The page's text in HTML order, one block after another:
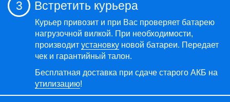
3 Встретить курьера
Курьер привозит и при Вас проверяет батарею
нагрузочной вилкой. При необходимости,
производит установку новой батареи. Передает
чек и гарантийный талон.
Бесплатная доставка при сдаче старого АКБ на
утилизацию!